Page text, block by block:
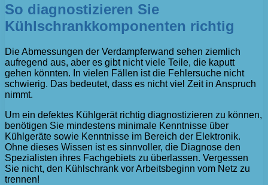
So diagnostizieren Sie
Kühlschrankkomponenten richtig
Die Abmessungen der Verdampferwand sehen ziemlich
aufregend aus, aber es gibt nicht viele Teile, die kaputt
gehen könnten. In vielen Fällen ist die Fehlersuche nicht
schwierig. Das bedeutet, dass es nicht viel Zeit in Anspruch
nimmt.
Um ein defektes Kühlgerät richtig diagnostizieren zu können,
benötigen Sie mindestens minimale Kenntnisse über
Kühlgeräte sowie Kenntnisse im Bereich der Elektronik.
Ohne dieses Wissen ist es sinnvoller, die Diagnose den
Spezialisten ihres Fachgebiets zu überlassen. Vergessen
Sie nicht, den Kühlschrank vor Arbeitsbeginn vom Netz zu
trennen!